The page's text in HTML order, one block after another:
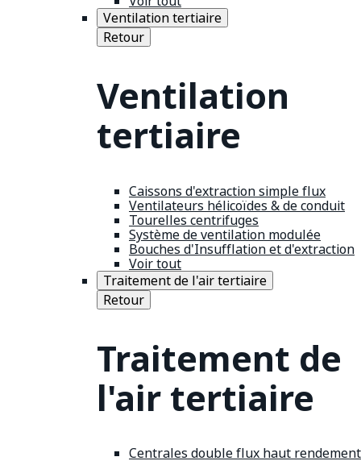
Ventilation tertiaire
Retour
Ventilation
tertiaire
Caissons d'extraction simple flux
Ventilateurs hélicoïdes & de conduit
Tourelles centrifuges
Système de ventilation modulée
Bouches d'Insufflation et d'extraction
Voir tout
Traitement de l'air tertiaire
Retour
Traitement de
l'air tertiaire
Centrales double flux haut rendement